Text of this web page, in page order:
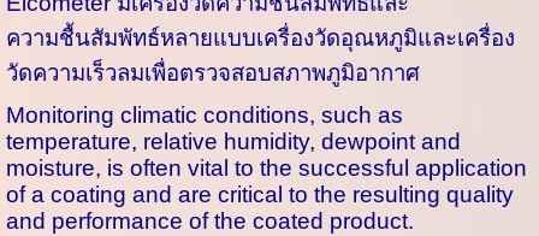
ความชื้นสัมพัทธ์หลายแบบเครื่องวัดอุณหภูมิและเครื่อง
วัดความเร็วลมเพื่อตรวจสอบสภาพภูมิอากาศ
Monitoring climatic conditions, such as
temperature, relative humidity, dewpoint and
moisture, is often vital to the successful application
of a coating and are critical to the resulting quality
and performance of the coated product.